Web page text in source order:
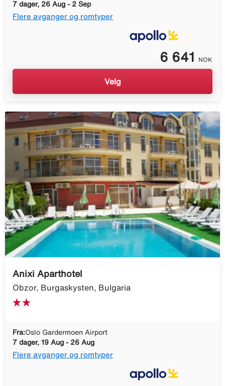
7 dager, 26 Aug - 2 Sep
Flere avganger og romtyper
6 641 NOK
Velg
Anixi Aparthotel
Obzor, Burgaskysten, Bulgaria
Fra:Oslo Gardermoen Airport
7 dager, 19 Aug - 26 Aug
Flere avganger og romtyper